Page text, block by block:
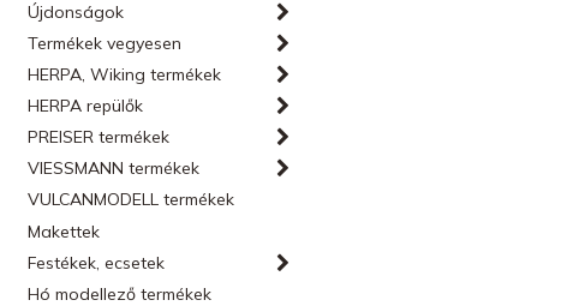
Újdonságok
Termékek vegyesen
HERPA, Wiking termékek
HERPA repülők
PREISER termékek
VIESSMANN termékek
VULCANMODELL termékek
Makettek
Festékek, ecsetek
Hó modellező termékek